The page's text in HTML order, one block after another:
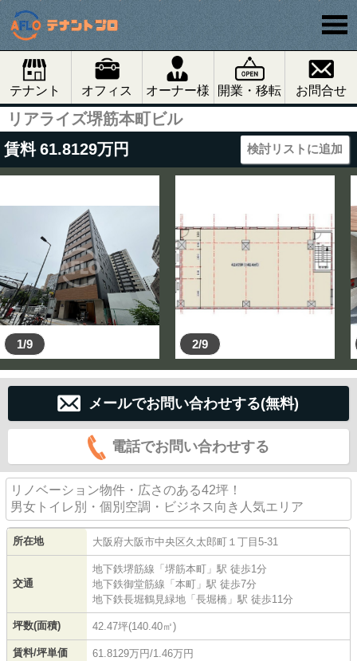
テナント オフィス オーナー様 開業・移転 お問合せ
リアライズ堺筋本町ビル
賃料 61.8129万円 検討リストに追加
1/9 2/9
メールでお問い合わせする(無料)
電話でお問い合わせする
リノベーション物件・広さのある42坪！
男女トイレ別・個別空調・ビジネス向き人気エリア
所在地 大阪府大阪市中央区久太郎町 １丁目5-31
交通
地下鉄堺筋線 「堺筋本町 」駅 徒歩1分
地下鉄御堂筋線 「本町 」駅 徒歩7分
地下鉄長堀鶴見緑地 「長堀橋 」駅 徒歩11分
坪数(面積) 42.47坪(140.40㎡)
賃料/坪単価 61.8129万円/1.46万円